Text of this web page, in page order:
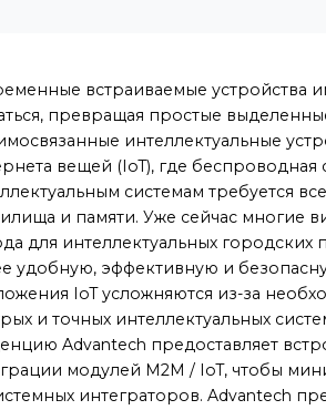
встраиваемые устройства
превращая простые
интеллектуальные
вещей (IoT), где беспроводная
системам требуется
и памяти. Уже сейчас многие
для интеллектуальных
удобную, эффективную и
IoT усложняются из-за
и точных интеллектуальных
Advantech предоставляет
модулей M2M / IoT, чтобы
интеграторов. Advantech